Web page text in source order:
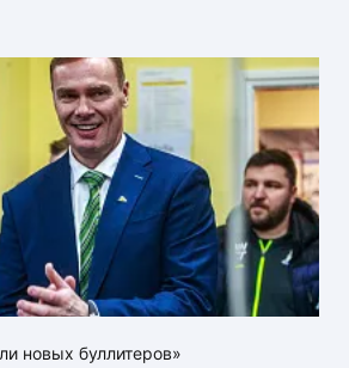
новых буллитеров»